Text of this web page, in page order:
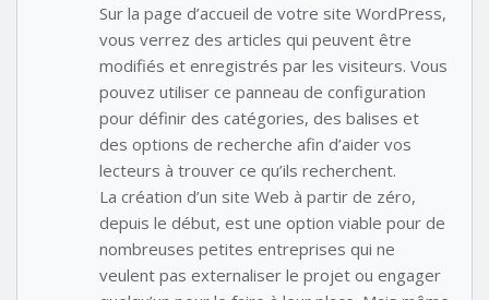
Sur la page d’accueil de votre site WordPress,
vous verrez des articles qui peuvent être
modifiés et enregistrés par les visiteurs. Vous
pouvez utiliser ce panneau de configuration
pour définir des catégories, des balises et
des options de recherche afin d’aider vos
lecteurs à trouver ce qu’ils recherchent.
La création d’un site Web à partir de zéro,
depuis le début, est une option viable pour de
nombreuses petites entreprises qui ne
veulent pas externaliser le projet ou engager